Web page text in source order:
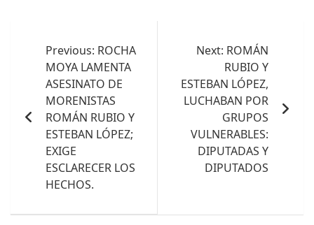
entradas
Previous: ROCHA
MOYA LAMENTA
ASESINATO DE
MORENISTAS
ROMÁN RUBIO Y
ESTEBAN LÓPEZ;
EXIGE
ESCLARECER LOS
HECHOS.
Next: ROMÁN
RUBIO Y
ESTEBAN LÓPEZ,
LUCHABAN POR
GRUPOS
VULNERABLES:
DIPUTADAS Y
DIPUTADOS